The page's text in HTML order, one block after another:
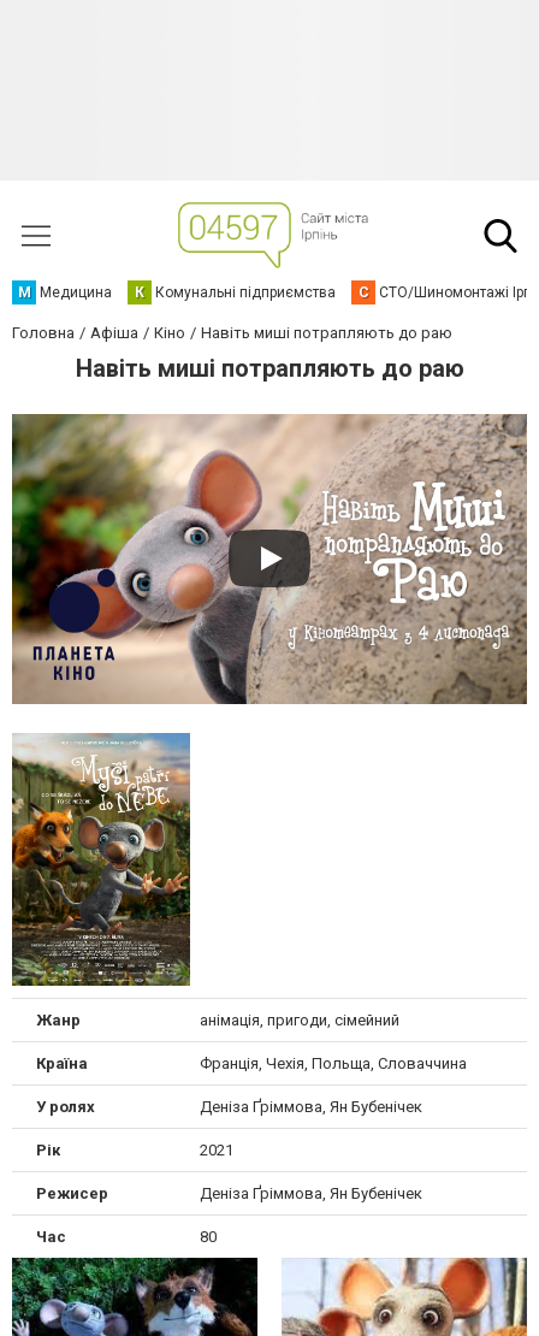
М Медицина К Комунальні підприємства С СТО/Шиномонтажі
Головна Афіша Кіно Навіть миші потрапляють до раю
Навіть миші потрапляють до раю
Жанр анімація, пригоди, сімейний
Країна Франція, Чехія, Польща, Словаччина
У ролях Деніза Ґріммова, Ян Бубенічек
Рік 2021
Режисер Деніза Ґріммова, Ян Бубенічек
Час 80